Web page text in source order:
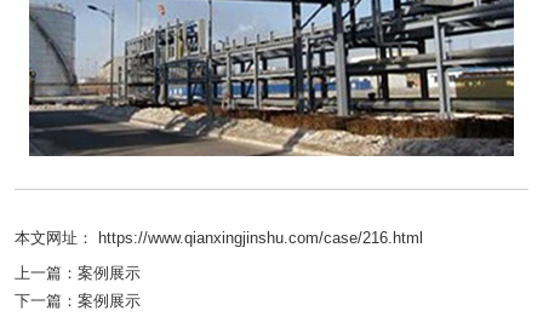
本文网址： https://www.qianxingjinshu.com/case/216.html
上一篇： 案例展示
下一篇： 案例展示